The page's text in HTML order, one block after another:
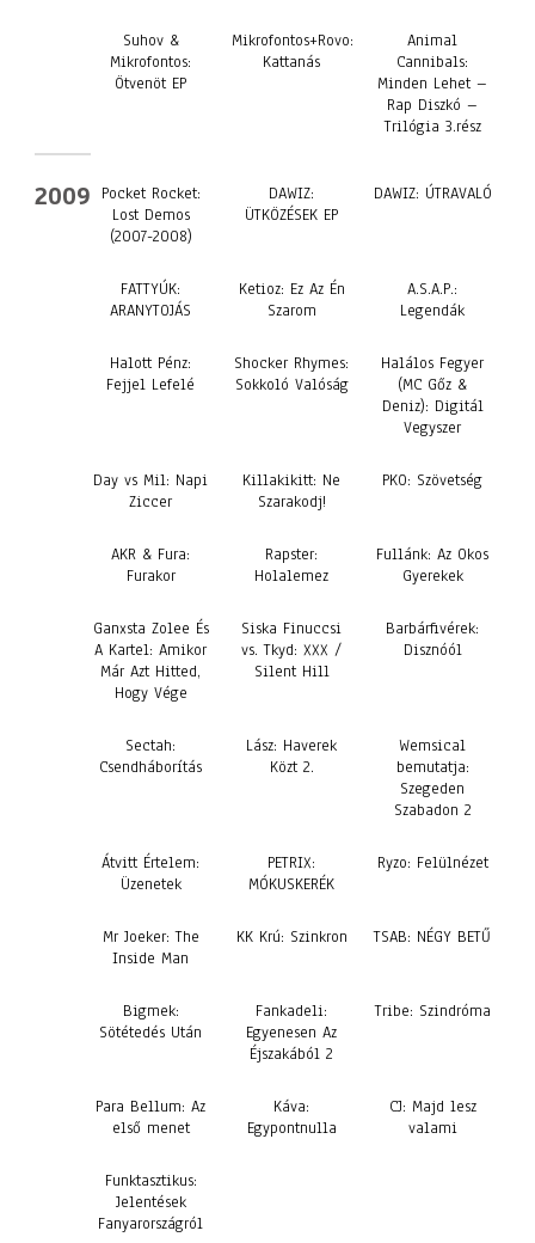
Suhov &
Mikrofontos:
Ötvenöt EP
Mikrofontos+Rovo:
Kattanás
Animal
Cannibals:
Minden Lehet –
Rap Diszkó –
Trilógia 3.rész
2009
Pocket Rocket:
Lost Demos
(2007-2008)
DAWIZ:
ÜTKÖZÉSEK EP
DAWIZ: ÚTRAVALÓ
FATTYÚK:
ARANYTOJÁS
Ketioz: Ez Az Én
Szarom
A.S.A.P.:
Legendák
Halott Pénz:
Fejjel Lefelé
Shocker Rhymes:
Sokkoló Valóság
Halálos Fegyer
(MC Gőz &
Deniz): Digitál
Vegyszer
Day vs Mil: Napi
Ziccer
Killakikitt: Ne
Szarakodj!
PKO: Szövetség
AKR & Fura:
Furakor
Rapster:
Holalemez
Fullánk: Az Okos
Gyerekek
Ganxsta Zolee És
A Kartel: Amikor
Már Azt Hitted,
Hogy Vége
Siska Finuccsi
vs. Tkyd: XXX /
Silent Hill
Barbárfivérek:
Disznóól
Sectah:
Csendháborítás
Lász: Haverek
Közt 2.
Wemsical
bemutatja:
Szegeden
Szabadon 2
Átvitt Értelem:
Üzenetek
PETRIX:
MÓKUSKERÉK
Ryzo: Felülnézet
Mr Joeker: The
Inside Man
KK Krú: Szinkron TSAB: NÉGY BETŰ
Bigmek:
Sötétedés Után
Fankadeli:
Egyenesen Az
Éjszakából 2
Tribe: Szindróma
Para Bellum: Az
első menet
Káva:
Egypontnulla
CJ: Majd lesz
valami
Funktasztikus:
Jelentések
Fanyarországról